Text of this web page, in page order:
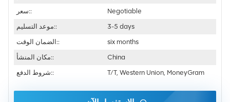
سعر::
Negotiable
موعد التسليم::
3-5 days
الضمان الوقت::
six months
مكان المنشأ::
China
شروط الدفع::
T/T, Western Union, MoneyGram